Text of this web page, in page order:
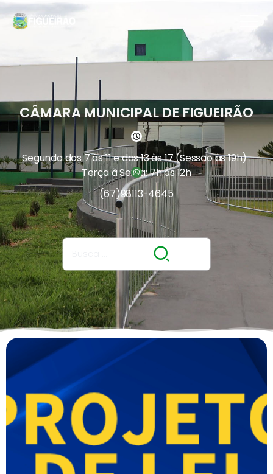
CÂMARA MUNICIPAL DE FIGUEIRÃO
Segunda das 7 às 11 e das 13 às 17 (Sessão às 19h) .
Terça à Sexta: 7h às 12h
(67)98113-4645